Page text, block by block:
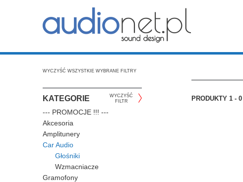
WYCZYŚĆ WSZYSTKIE WYBRANE FILTRY
KATEGORIE
WYCZYŚĆ
FILTR
--- PROMOCJE !!! ---
Akcesoria
Amplitunery
Car Audio
Głośniki
Wzmacniacze
Gramofony
PRODUKTY 1 - 0